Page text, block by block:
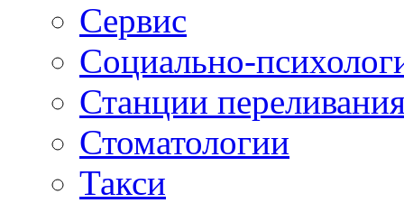
Сервис
Социально-
Станции
Стоматологии
Такси